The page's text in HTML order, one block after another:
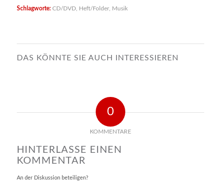
Schlagworte: CD/DVD, Heft/Folder, Musik
DAS KÖNNTE SIE AUCH INTERESSIEREN
0
KOMMENTARE
HINTERLASSE EINEN
KOMMENTAR
An der Diskussion beteiligen?